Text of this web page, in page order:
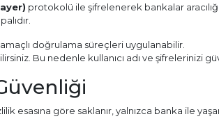
protokolü ile şifrelenerek bankalar
amaçlı doğrulama süreçleri uygulanabilir.
Bu nedenle kullanıcı adı ve şifrelerinizi
esasına göre saklanır, yalnızca banka ile